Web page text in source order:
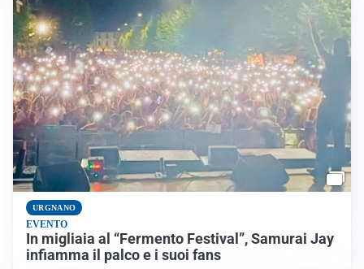
URGNANO
EVENTO
In migliaia al “Fermento Festival”, Samurai Jay
infiamma il palco e i suoi fans